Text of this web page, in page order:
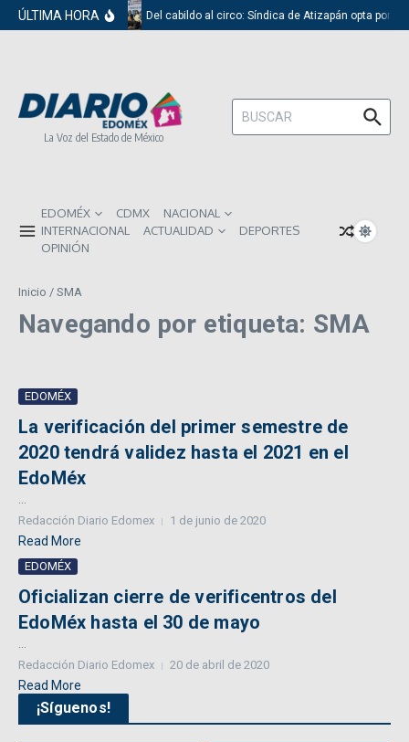
Saltar al contenido
ÚLTIMA HORA Del cabildo al circo: Síndica de Atizapán opta por
La Voz del Estado de México
Buscar:
EDOMÉX CDMX
NACIONAL
INTERNACIONAL
ACTUALIDAD
DEPORTES
OPINIÓN
Inicio / SMA
Navegando por etiqueta: SMA
EDOMÉX
La verificación del primer semestre de
2020 tendrá validez hasta el 2021 en el
EdoMéx
...
Redacción Diario Edomex 1 de junio de 2020
Read More
EDOMÉX
Oficializan cierre de verificentros del
EdoMéx hasta el 30 de mayo
...
Redacción Diario Edomex 20 de abril de 2020
Read More
¡Síguenos!